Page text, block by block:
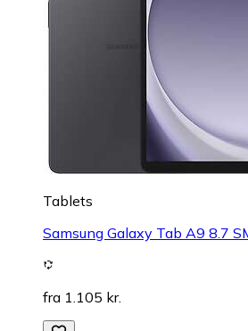
Tablets
Samsung Galaxy Tab A9 8.7
fra 1.105 kr.